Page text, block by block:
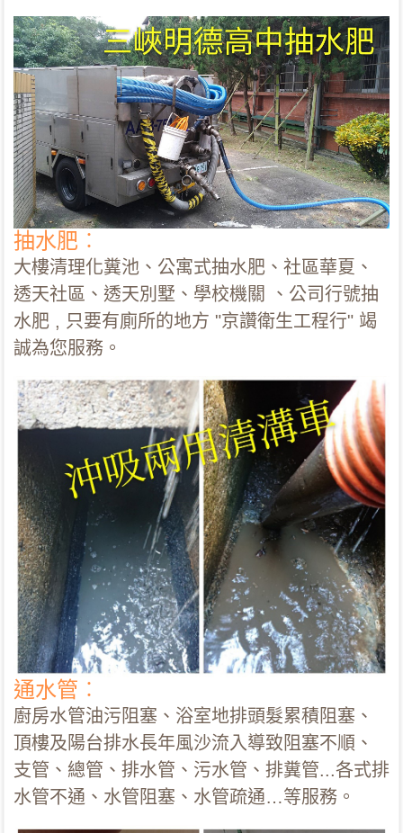
抽水肥︰
大樓清理化糞池、公寓式抽水肥、社區華夏、
透天社區、透天別墅、學校機關 、公司行號抽
水肥 , 只要有廁所的地方 "京讚衛生工程行" 竭
誠為您服務。
通水管︰
廚房水管油污阻塞、浴室地排頭髮累積阻塞、
頂樓及陽台排水長年風沙流入導致阻塞不順、
支管、總管、排水管、污水管、排糞管...各式排
水管不通、水管阻塞、水管疏通…等服務。